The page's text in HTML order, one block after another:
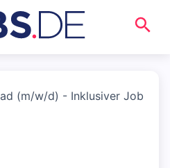
(m/w/d) - Inklusiver Job